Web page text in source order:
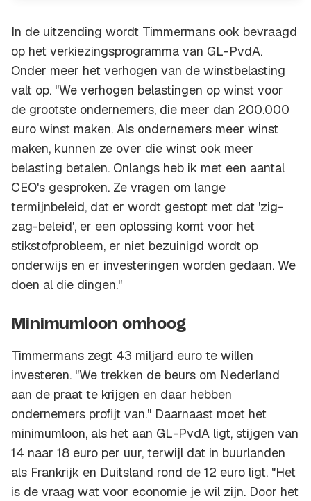
In de uitzending wordt Timmermans ook bevraagd
op het verkiezingsprogramma van GL-PvdA.
Onder meer het verhogen van de winstbelasting
valt op. "We verhogen belastingen op winst voor
de grootste ondernemers, die meer dan 200.000
euro winst maken. Als ondernemers meer winst
maken, kunnen ze over die winst ook meer
belasting betalen. Onlangs heb ik met een aantal
CEO's gesproken. Ze vragen om lange
termijnbeleid, dat er wordt gestopt met dat 'zig-
zag-beleid', er een oplossing komt voor het
stikstofprobleem, er niet bezuinigd wordt op
onderwijs en er investeringen worden gedaan. We
doen al die dingen."
Minimumloon omhoog
Timmermans zegt 43 miljard euro te willen
investeren. "We trekken de beurs om Nederland
aan de praat te krijgen en daar hebben
ondernemers profijt van." Daarnaast moet het
minimumloon, als het aan GL-PvdA ligt, stijgen van
14 naar 18 euro per uur, terwijl dat in buurlanden
als Frankrijk en Duitsland rond de 12 euro ligt. "Het
is de vraag wat voor economie je wil zijn. Door het